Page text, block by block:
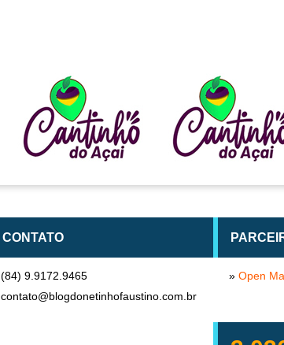
» Open
CONTATO
(84) 9.9172.9465
contato@blogdonetinhofaustino.com.br